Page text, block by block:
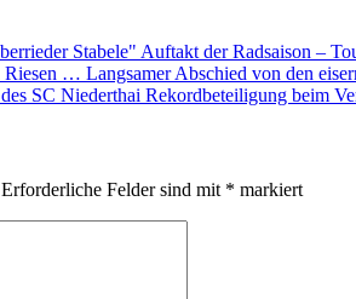
Auftakt der Radsaison –
Langsamer Abschied von den
Rekordbeteiligung beim
Erforderliche Felder sind mit * markiert